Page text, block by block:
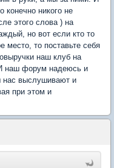
конечно никого не
этого слова ) на
но вот если кто то
место, то поставьте себя
наш клуб на
наш форум надеюсь и
нас выслушивают и
при этом и